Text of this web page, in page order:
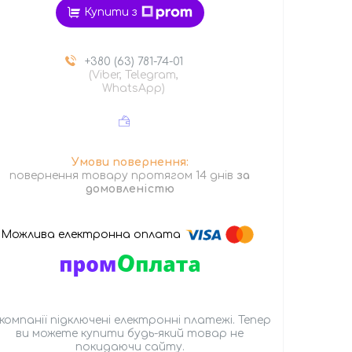
Купити з
+380 (63) 781-74-01
(Viber, Telegram,
WhatsApp)
повернення товару протягом 14 днів за
домовленістю
підключені електронні платежі. Тепер
ви можете купити будь-який товар не
покидаючи сайту.